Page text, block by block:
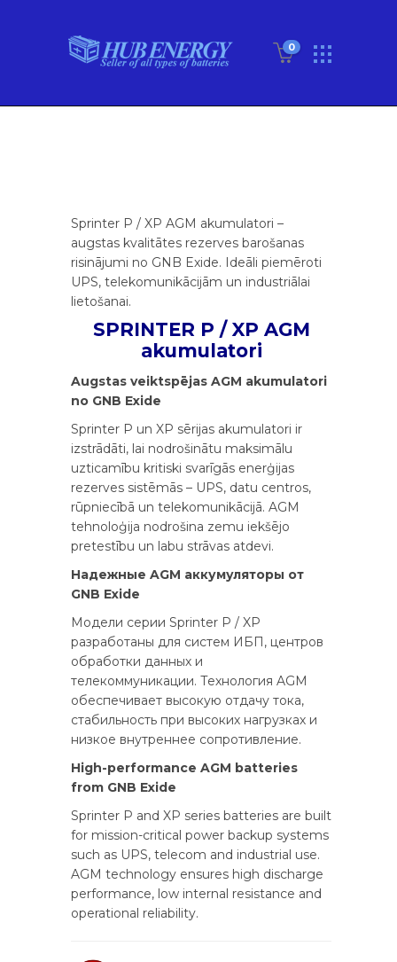
0
Sprinter P / XP AGM akumulatori –
augstas kvalitātes rezerves barošanas
risinājumi no GNB Exide. Ideāli piemēroti
UPS, telekomunikācijām un industriālai
lietošanai.
SPRINTER P / XP AGM
akumulatori
Augstas veiktspējas AGM akumulatori
no GNB Exide
Sprinter P un XP sērijas akumulatori ir
izstrādāti, lai nodrošinātu maksimālu
uzticamību kritiski svarīgās enerģijas
rezerves sistēmās – UPS, datu centros,
rūpniecībā un telekomunikācijā. AGM
tehnoloģija nodrošina zemu iekšējo
pretestību un labu strāvas atdevi.
Надежные AGM аккумуляторы от
GNB Exide
Модели серии Sprinter P / XP
разработаны для систем ИБП, центров
обработки данных и
телекоммуникации. Технология AGM
обеспечивает высокую отдачу тока,
стабильность при высоких нагрузках и
низкое внутреннее сопротивление.
High-performance AGM batteries
from GNB Exide
Sprinter P and XP series batteries are built
for mission-critical power backup systems
such as UPS, telecom and industrial use.
AGM technology ensures high discharge
performance, low internal resistance and
operational reliability.